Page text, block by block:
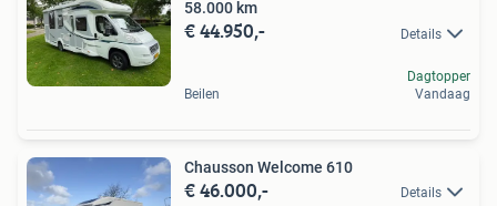
58.000 km
€ 44.950,- Details
Beilen
Dagtopper
Vandaag
Chausson Welcome 610
€ 46.000,- Details